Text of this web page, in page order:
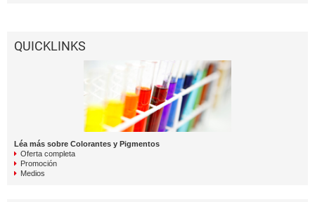
QUICKLINKS
Léa más sobre Colorantes y Pigmentos
Oferta completa
Promoción
Medios